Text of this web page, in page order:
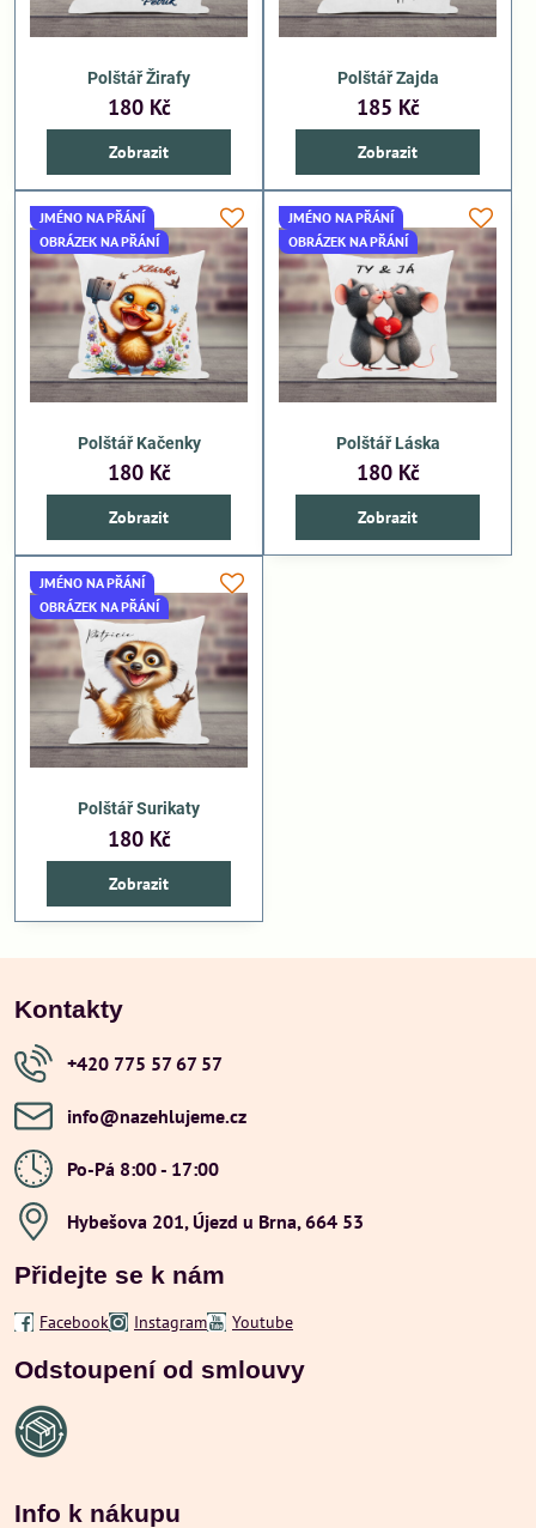
Polštář Žirafy
180 Kč
Zobrazit
Polštář Zajda
185 Kč
Zobrazit
JMÉNO NA PŘÁNÍ
OBRÁZEK NA PŘÁNÍ
Polštář Kačenky
180 Kč
Zobrazit
JMÉNO NA PŘÁNÍ
OBRÁZEK NA PŘÁNÍ
Polštář Láska
180 Kč
Zobrazit
JMÉNO NA PŘÁNÍ
OBRÁZEK NA PŘÁNÍ
Polštář Surikaty
180 Kč
Zobrazit
Kontakty
+420 775 57 67 57
info​@nazehlujeme​.cz
Po-Pá 8:00 - 17:00
Hybešova 201, Újezd u Brna, 664 53
Přidejte se k nám
Facebook Instagram Youtube
Odstoupení od smlouvy
Info k nákupu